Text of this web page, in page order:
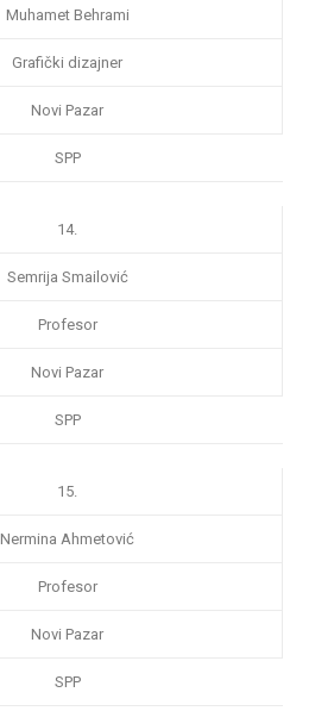
Muhamet Behrami
Grafički dizajner
Novi Pazar
SPP
14.
Semrija Smailović
Profesor
Novi Pazar
SPP
15.
Nermina Ahmetović
Profesor
Novi Pazar
SPP